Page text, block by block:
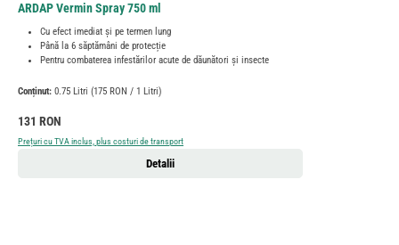
ARDAP Vermin Spray 750 ml
Cu efect imediat și pe termen lung
Până la 6 săptămâni de protecție
Pentru combaterea infestărilor acute de dăunători și insecte
Conținut: 0.75 Litri (175 RON / 1 Litri)
Preț obișnuit:
131 RON
Prețuri cu TVA inclus, plus costuri de transport
Detalii